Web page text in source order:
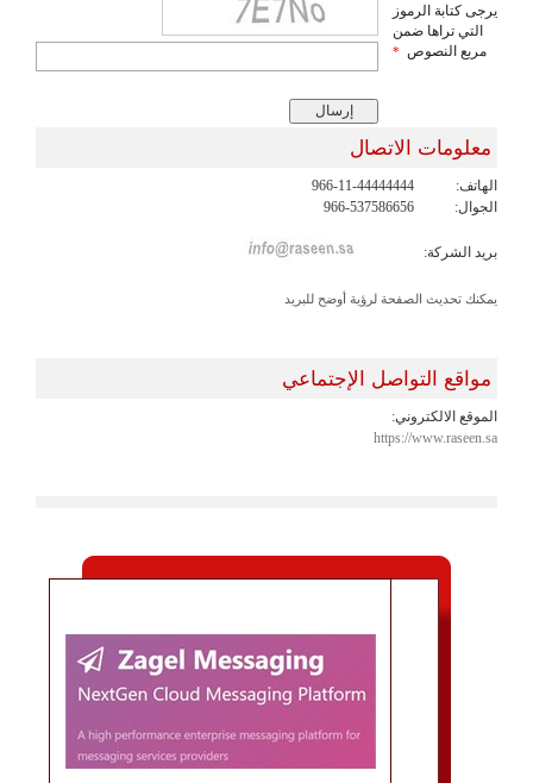
يرجى كتابة الرموز
التي تراها ضمن
مربع النصوص *
معلومات الاتصال
الهاتف:
966-11-44444444
الجوال:
966-537586656
بريد الشركة:
يمكنك تحديث الصفحة لرؤية أوضح للبريد
مواقع التواصل الإجتماعي
الموقع الالكتروني:
https://www.raseen.sa